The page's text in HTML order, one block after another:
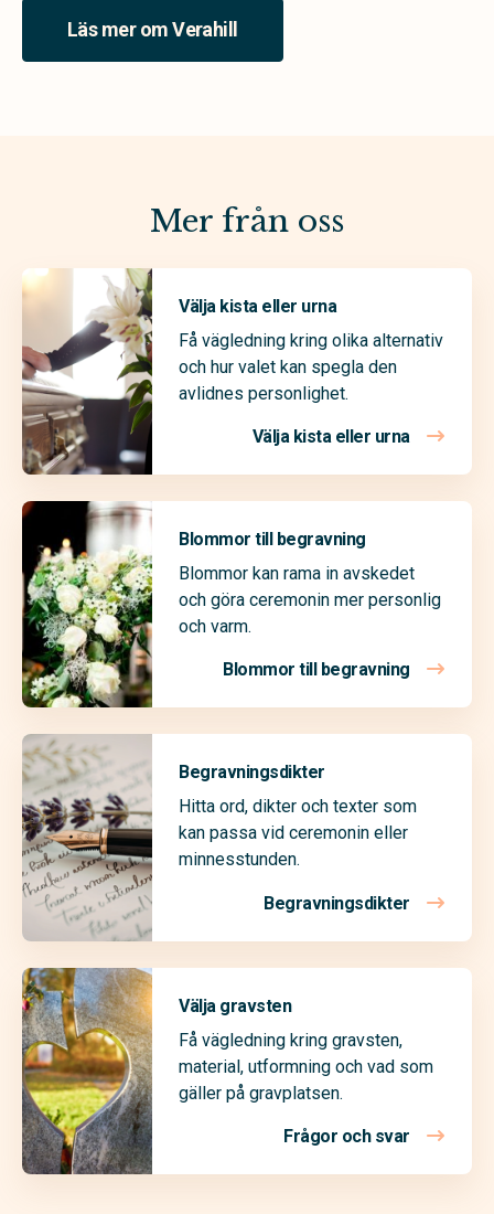
Läs mer om Verahill
Mer från oss
Välja kista eller urna
Få vägledning kring olika alternativ
och hur valet kan spegla den
avlidnes personlighet.
Välja kista eller urna
Blommor till begravning
Blommor kan rama in avskedet
och göra ceremonin mer personlig
och varm.
Blommor till begravning
Begravningsdikter
Hitta ord, dikter och texter som
kan passa vid ceremonin eller
minnesstunden.
Begravningsdikter
Välja gravsten
Få vägledning kring gravsten,
material, utformning och vad som
gäller på gravplatsen.
Frågor och svar